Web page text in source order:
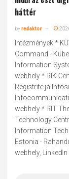
háttér
byredaktor
Intézmények *
Command -
Information
webhely * RIK
Registrite ja
webhely * RIT
Technology
Information
Estonia -
webhely, LinkedIn